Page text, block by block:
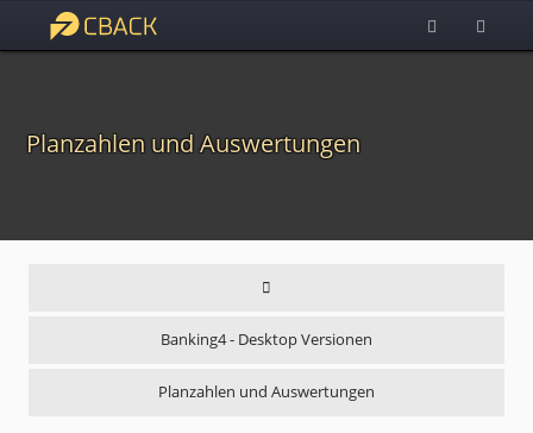
Planzahlen und Auswertungen
Banking4 - Desktop Versionen
Planzahlen und Auswertungen